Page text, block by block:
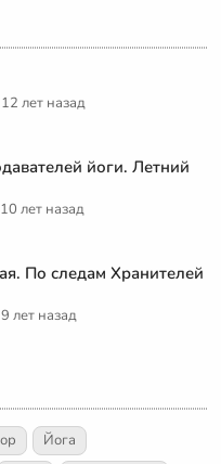
12 лет назад
йоги. Летний
10 лет назад
По следам Хранителей
9 лет назад
Йога